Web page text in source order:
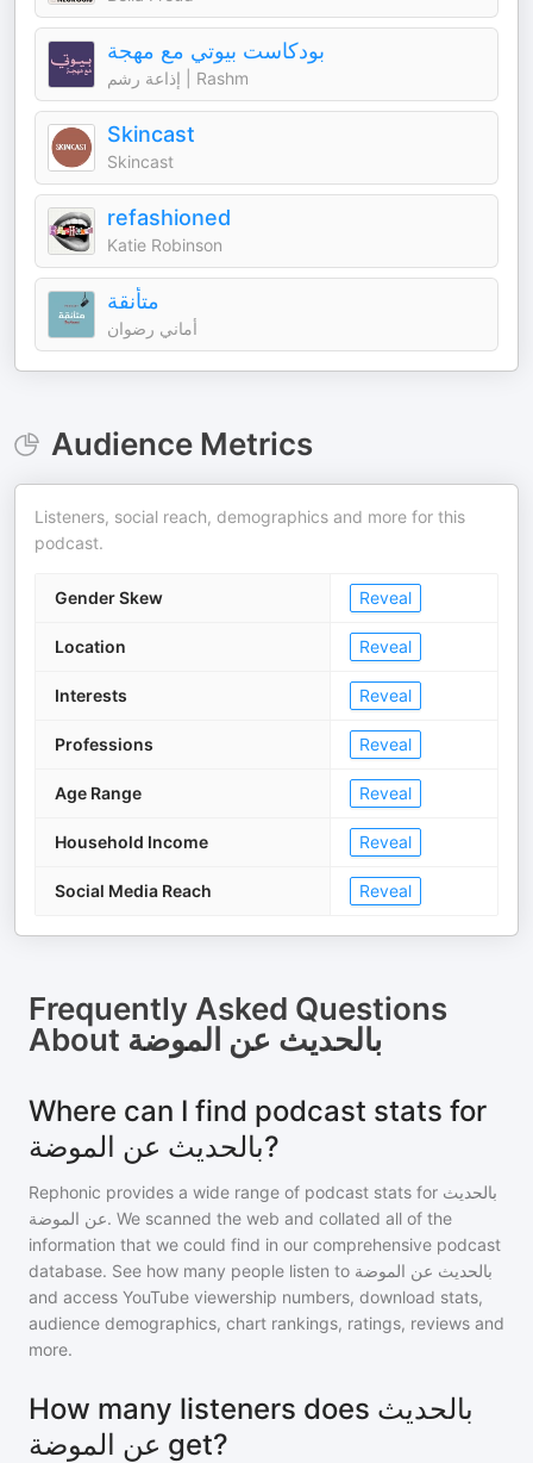
بودكاست بيوتي مع مهجة
إذاعة رشم | Rashm
Skincast
Skincast
refashioned
Katie Robinson
متأنقة
أماني رضوان
Audience Metrics
Listeners, social reach, demographics and more for this
podcast.
Gender Skew Reveal
Location Reveal
Interests Reveal
Professions Reveal
Age Range Reveal
Household Income Reveal
Social Media Reach Reveal
Frequently Asked Questions
About بالحديث عن الموضة
Where can I find podcast stats for
بالحديث عن الموضة?
Rephonic provides a wide range of podcast stats for بالحديث
عن الموضة. We scanned the web and collated all of the
information that we could find in our comprehensive podcast
database. See how many people listen to بالحديث عن الموضة
and access YouTube viewership numbers, download stats,
audience demographics, chart rankings, ratings, reviews and
more.
How many listeners does بالحديث
عن الموضة get?